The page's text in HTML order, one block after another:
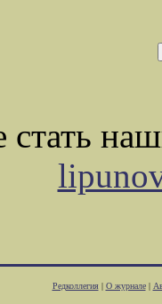
стать
Редколлегия| О журнале|